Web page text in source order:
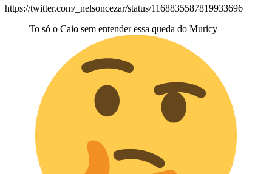
https://twitter.com/_nelsoncezar/status/1168835587819933696
To só o Caio sem entender essa queda do Muricy